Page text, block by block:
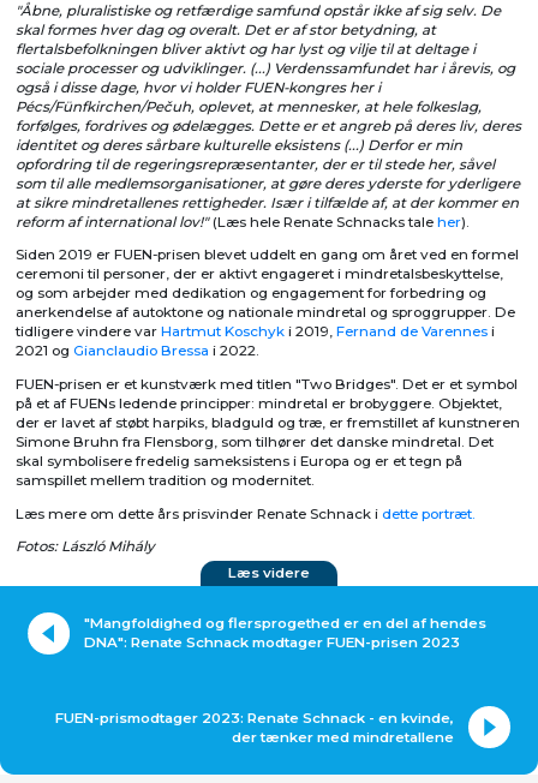
"Åbne, pluralistiske og retfærdige samfund opstår ikke af sig selv. De
skal formes hver dag og overalt. Det er af stor betydning, at
flertalsbefolkningen bliver aktivt og har lyst og vilje til at deltage i
sociale processer og udviklinger. (...) Verdenssamfundet har i årevis, og
også i disse dage, hvor vi holder FUEN-kongres her i
Pécs/Fünfkirchen/Pečuh, oplevet, at mennesker, at hele folkeslag,
forfølges, fordrives og ødelægges. Dette er et angreb på deres liv, deres
identitet og deres sårbare kulturelle eksistens (...) Derfor er min
opfordring til de regeringsrepræsentanter, der er til stede her, såvel
som til alle medlemsorganisationer, at gøre deres yderste for yderligere
at sikre mindretallenes rettigheder. Især i tilfælde af, at der kommer en
reform af international lov!"(Læs hele Renate Schnacks taleher).
Siden 2019 er FUEN-prisen blevet uddelt en gang om året ved en formel
ceremoni til personer, der er aktivt engageret i mindretalsbeskyttelse,
og som arbejder med dedikation og engagement for forbedring og
anerkendelse af autoktone og nationale mindretal og sproggrupper. De
tidligere vindere varHartmut Koschyk i 2019,Fernand de Varennes i
2021 ogGianclaudio Bressa i 2022.
FUEN-prisen er et kunstværk med titlen "Two Bridges". Det er et symbol
på et af FUENs ledende principper: mindretal er brobyggere. Objektet,
der er lavet af støbt harpiks, bladguld og træ, er fremstillet af kunstneren
Simone Bruhn fra Flensborg, som tilhører det danske mindretal. Det
skal symbolisere fredelig sameksistens i Europa og er et tegn på
samspillet mellem tradition og modernitet.
Læs mere om dette års prisvinder Renate Schnack i dette portræt.
Fotos: László Mihály
Læs videre
"Mangfoldighed og flersprogethed er en del af hendes
DNA": Renate Schnack modtager FUEN-prisen 2023
FUEN-prismodtager 2023: Renate Schnack - en kvinde,
der tænker med mindretallene